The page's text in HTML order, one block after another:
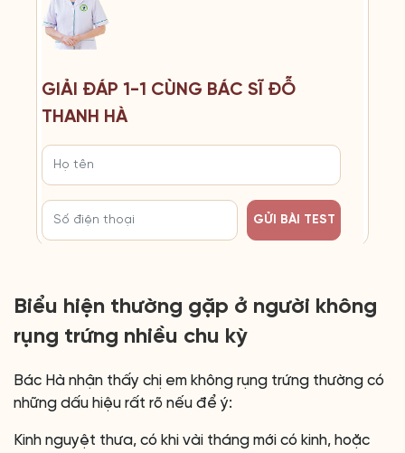
GIẢI ĐÁP 1-1 CÙNG BÁC SĨ ĐỖ
THANH HÀ
GỬI BÀI TEST
Biểu hiện thường gặp ở người không
rụng trứng nhiều chu kỳ
Bác Hà nhận thấy chị em không rụng trứng thường có
những dấu hiệu rất rõ nếu để ý:
Kinh nguyệt thưa, có khi vài tháng mới có kinh, hoặc